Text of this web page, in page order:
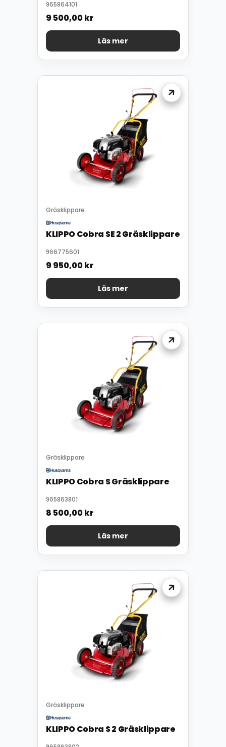
965864101
9 500,00kr
Läs mer
Gräsklippare
KLIPPO Cobra SE 2 Gräsklippare
966775601
9 950,00kr
Läs mer
Gräsklippare
KLIPPO Cobra S Gräsklippare
965863801
8 500,00kr
Läs mer
Gräsklippare
KLIPPO Cobra S 2 Gräsklippare